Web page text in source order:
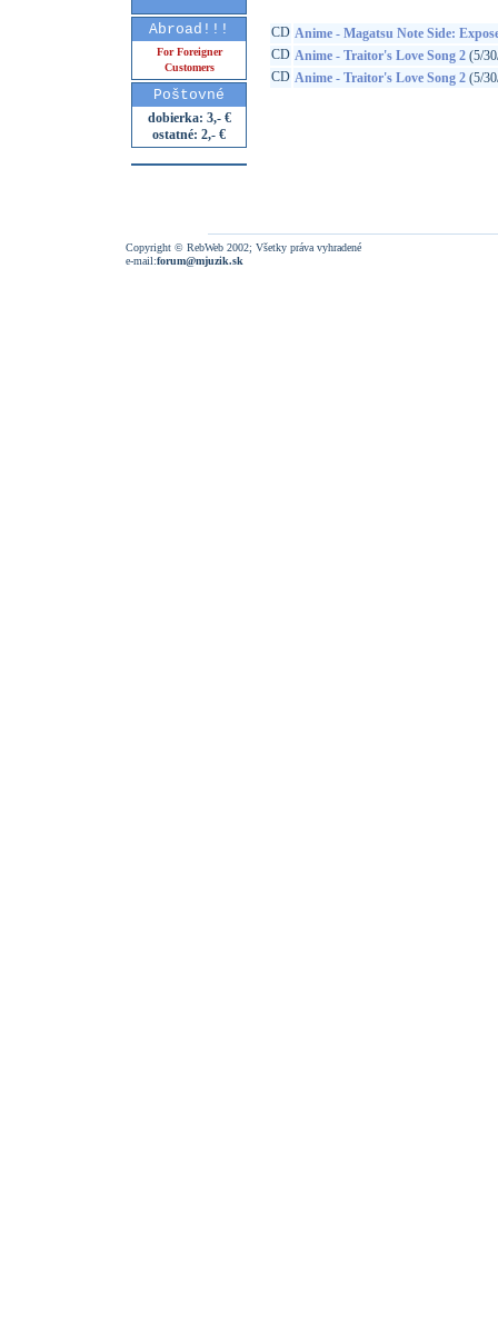
Abroad!!!
For Foreigner
Customers
Poštovné
dobierka: 3,- €
ostatné: 2,- €
CD Anime - Magatsu Note Side:
CD Anime - Traitor's Love Song 2 (5/
CD Anime - Traitor's Love Song 2 (5/
Copyright © RebWeb 2002; Všetky práva vyhradené
e-mail:forum@mjuzik.sk